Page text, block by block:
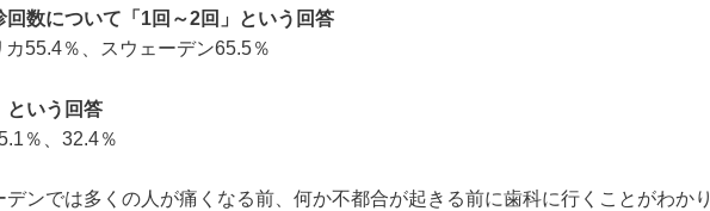
回数について「1回～2回」という回答
カ55.4％、スウェーデン65.5％
という回答
％、32.4％
デンでは多くの人が痛くなる前、何か不都合が起きる前に歯科に行くことがわかり